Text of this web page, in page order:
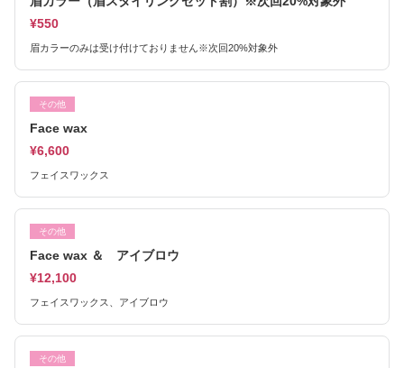
¥550
眉カラーのみは受け付けておりません※次回20%対象外
その他
Face wax
¥6,600
フェイスワックス
その他
Face wax ＆ アイブロウ
¥12,100
フェイスワックス、アイブロウ
その他